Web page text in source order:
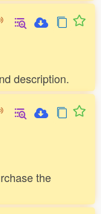
description.
the